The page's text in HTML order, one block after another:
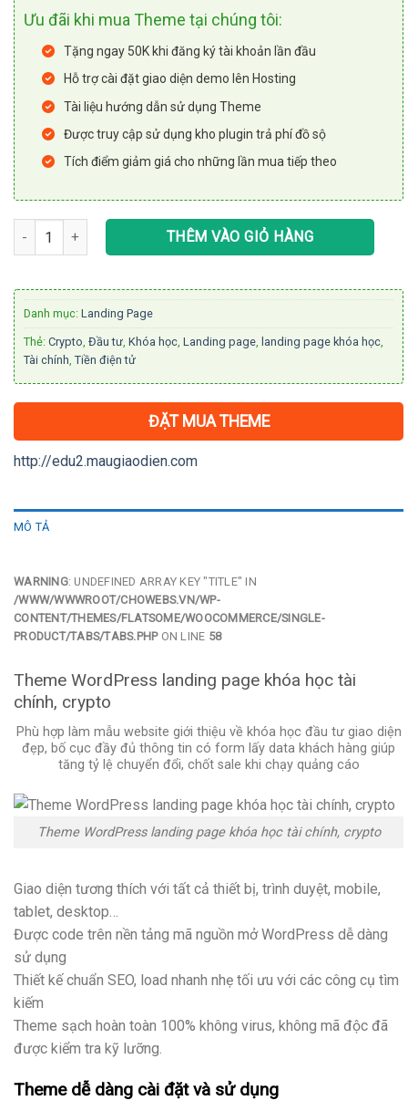
800.000vnđ.
Ưu đãi khi mua Theme tại chúng tôi:
Tặng ngay 50K khi đăng ký tài khoản lần đầu
Hỗ trợ cài đặt giao diện demo lên Hosting
Tài liệu hướng dẫn sử dụng Theme
Được truy cập sử dụng kho plugin trả phí đồ sộ
Tích điểm giảm giá cho những lần mua tiếp theo
Theme WordPress landing page khóa học tài chính, crypto số
THÊM VÀO GIỎ HÀNG
Danh mục: Landing Page
Thẻ: Crypto, Đầu tư, Khóa học, Landing page, landing page khóa học,
Tài chính, Tiền điện tử
ĐẶT MUA THEME
http://edu2.maugiaodien.com
MÔ TẢ
WARNING: UNDEFINED ARRAY KEY "TITLE" IN
/WWW/WWWROOT/CHOWEBS.VN/WP-
CONTENT/THEMES/FLATSOME/WOOCOMMERCE/SINGLE-
PRODUCT/TABS/TABS.PHPON LINE 58
Theme WordPress landing page khóa học tài
chính, crypto
Phù hợp làm mẫu website giới thiệu về khóa học đầu tư giao diện
đẹp, bố cục đầy đủ thông tin có form lấy data khách hàng giúp
tăng tỷ lệ chuyển đổi, chốt sale khi chạy quảng cáo
Theme WordPress landing page khóa học tài chính, crypto
Giao diện tương thích với tất cả thiết bị, trình duyệt, mobile,
tablet, desktop…
Được code trên nền tảng mã nguồn mở WordPress dễ dàng
sử dụng
Thiết kế chuẩn SEO, load nhanh nhẹ tối ưu với các công cụ tìm
kiếm
Theme sạch hoàn toàn 100% không virus, không mã độc đã
được kiểm tra kỹ lưỡng.
Theme dễ dàng cài đặt và sử dụng